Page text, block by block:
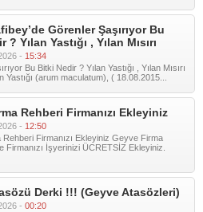
Görenler Şaşırıyor Bu
Yılan Yastığı , Yılan Mısırı
- 15:34
Bu Bitki Nedir ? Yılan Yastığı , Yılan Mısırı
Yastığı (arum maculatum), ( 18.08.2015...
Rehberi Firmanızı Ekleyiniz
- 12:50
Firmanızı Ekleyiniz Geyve Firma
Firmanızı İşyerinizi ÜCRETSİZ Ekleyiniz.
Derki !!! (Geyve Atasözleri)
- 00:20